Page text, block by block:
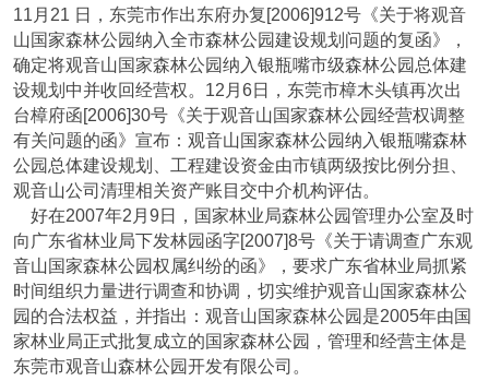
11月21 日，东莞市作出东府办复[2006]912号《关于将观音
山国家森林公园纳入全市森林公园建设规划问题的复函》，
确定将观音山国家森林公园纳入银瓶嘴市级森林公园总体建
设规划中并收回经营权。12月6日，东莞市樟木头镇再次出
台樟府函[2006]30号《关于观音山国家森林公园经营权调整
有关问题的函》宣布：观音山国家森林公园纳入银瓶嘴森林
公园总体建设规划、工程建设资金由市镇两级按比例分担、
观音山公司清理相关资产账目交中介机构评估。
好在2007年2月9日，国家林业局森林公园管理办公室及时
向广东省林业局下发林园函字[2007]8号《关于请调查广东观
音山国家森林公园权属纠纷的函》，要求广东省林业局抓紧
时间组织力量进行调查和协调，切实维护观音山国家森林公
园的合法权益，并指出：观音山国家森林公园是2005年由国
家林业局正式批复成立的国家森林公园，管理和经营主体是
东莞市观音山森林公园开发有限公司。